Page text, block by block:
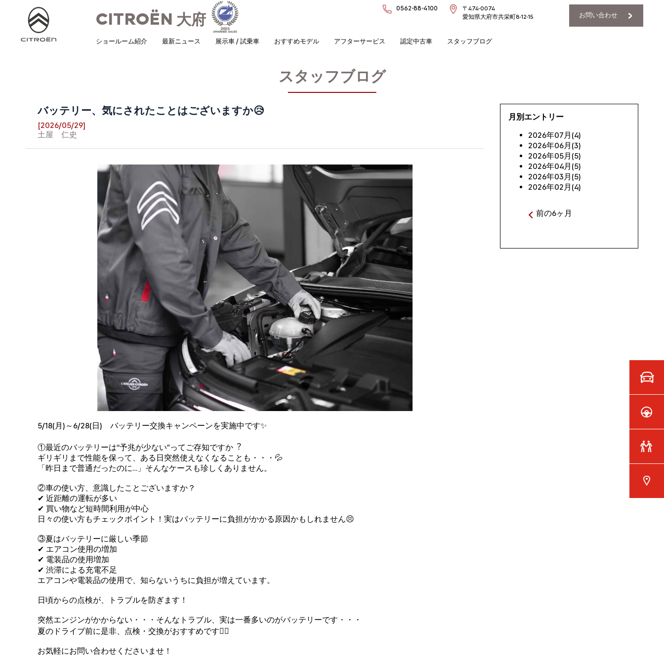
CITROËN 大府
0562-88-4100
〒474-0074
愛知県大府市共栄町8-12-15
お問い合わせ
ショールーム紹介 最新ニュース 展示車 / 試乗車 おすすめモデル アフターサービス 認定中古車 スタッフブログ
スタッフブログ
バッテリー、気にされたことはございますか😥
[2026/05/29]
土屋 仁史
5/18(月)～6/28(日) バッテリー交換キャンペーンを実施中です✨
①最近のバッテリーは“予兆が少ない”ってご存知ですか︖
ギリギリまで性能を保って、ある日突然使えなくなることも・・・💦
「昨日まで普通だったのに…」そんなケースも珍しくありません。
②車の使い方、意識したことございますか？
✔ 近距離の運転が多い
✔ 買い物など短時間利⽤が中心
日々の使い方もチェックポイント！実はバッテリーに負担がかかる原因かもしれません😣
③夏はバッテリーに厳しい季節
✔ エアコン使用の増加
✔ 電装品の使用増加
✔ 渋滞による充電不⾜
エアコンや電装品の使用で、知らないうちに負担が増えています。
日頃からの点検が、トラブルを防ぎます！
突然エンジンがかからない・・・そんなトラブル、実は一番多いのがバッテリーです・・・
夏のドライブ前に是非、点検・交換がおすすめです🙋‍♀️
お気軽にお問い合わせくださいませ！
月別エントリー
2026年07月(4)
2026年06月(3)
2026年05月(5)
2026年04月(5)
2026年03月(5)
2026年02月(4)
前の6ヶ月